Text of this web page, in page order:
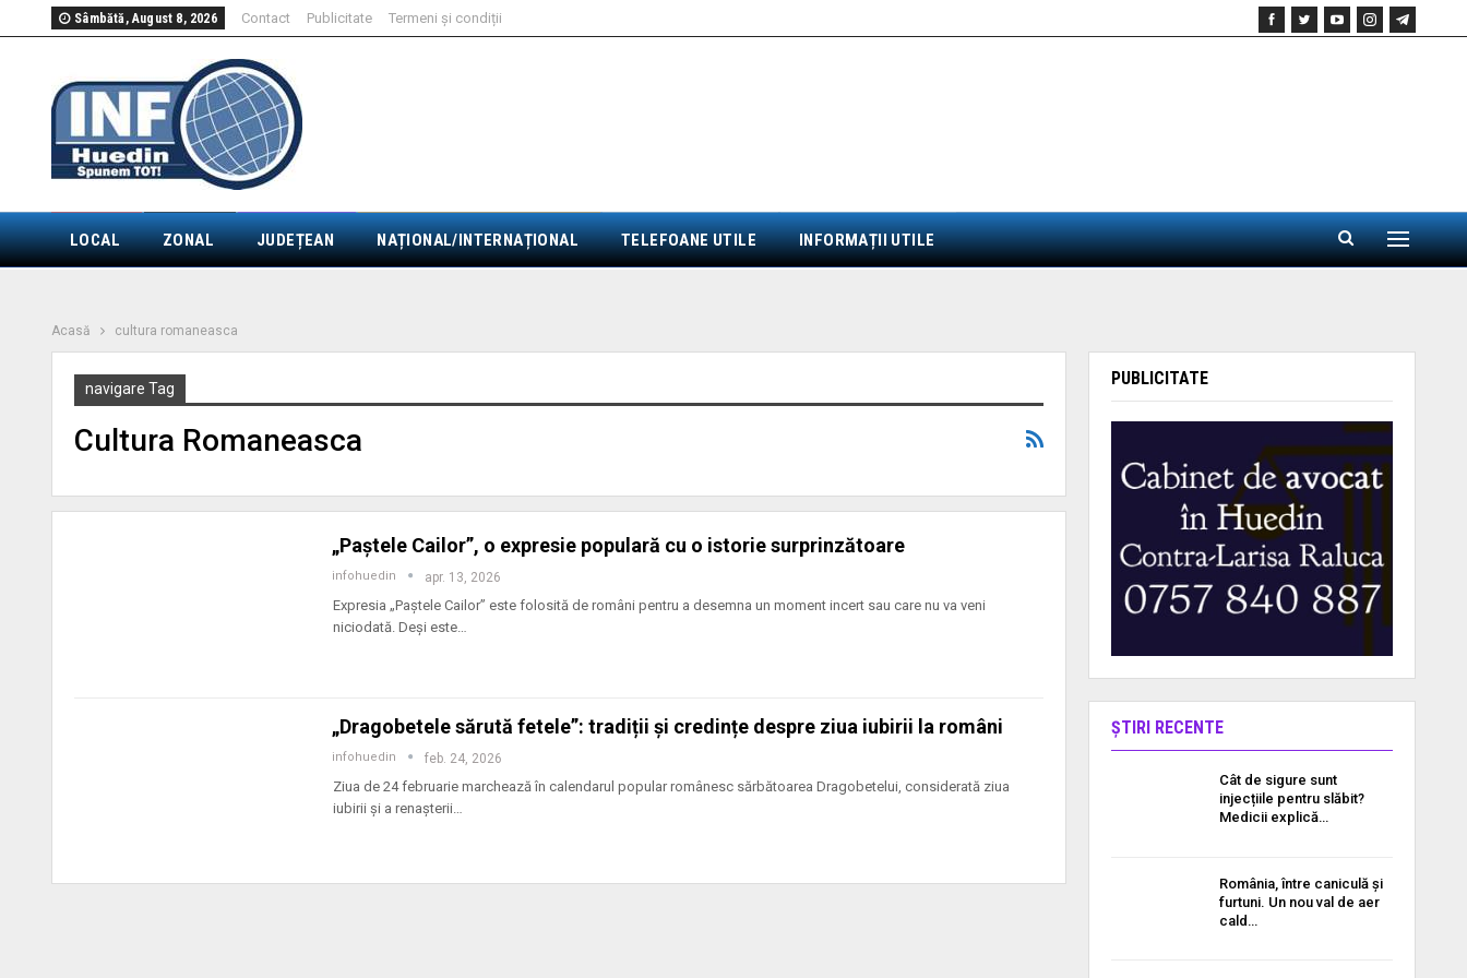
Sâmbătă, August 8, 2026 Contact Publicitate Termeni și condiții
LOCAL ZONAL JUDEȚEAN NAȚIONAL/INTERNAȚIONAL TELEFOANE UTILE INFORMAȚII UTILE
Acasă cultura romaneasca
navigare Tag
Cultura Romaneasca
„Paștele Cailor”, o expresie populară cu o istorie surprinzătoare
infohuedin apr. 13, 2026
Expresia „Paștele Cailor” este folosită de români pentru a desemna un moment incert sau care nu va veni
niciodată. Deși este…
„Dragobetele sărută fetele”: tradiții și credințe despre ziua iubirii la români
infohuedin feb. 24, 2026
Ziua de 24 februarie marchează în calendarul popular românesc sărbătoarea Dragobetelui, considerată ziua
iubirii și a renașterii
PUBLICITATE
ȘTIRI RECENTE
Cât de sigure sunt
injecțiile pentru slăbit?
Medicii explică…
România, între caniculă și
furtuni. Un nou val de aer
cald…